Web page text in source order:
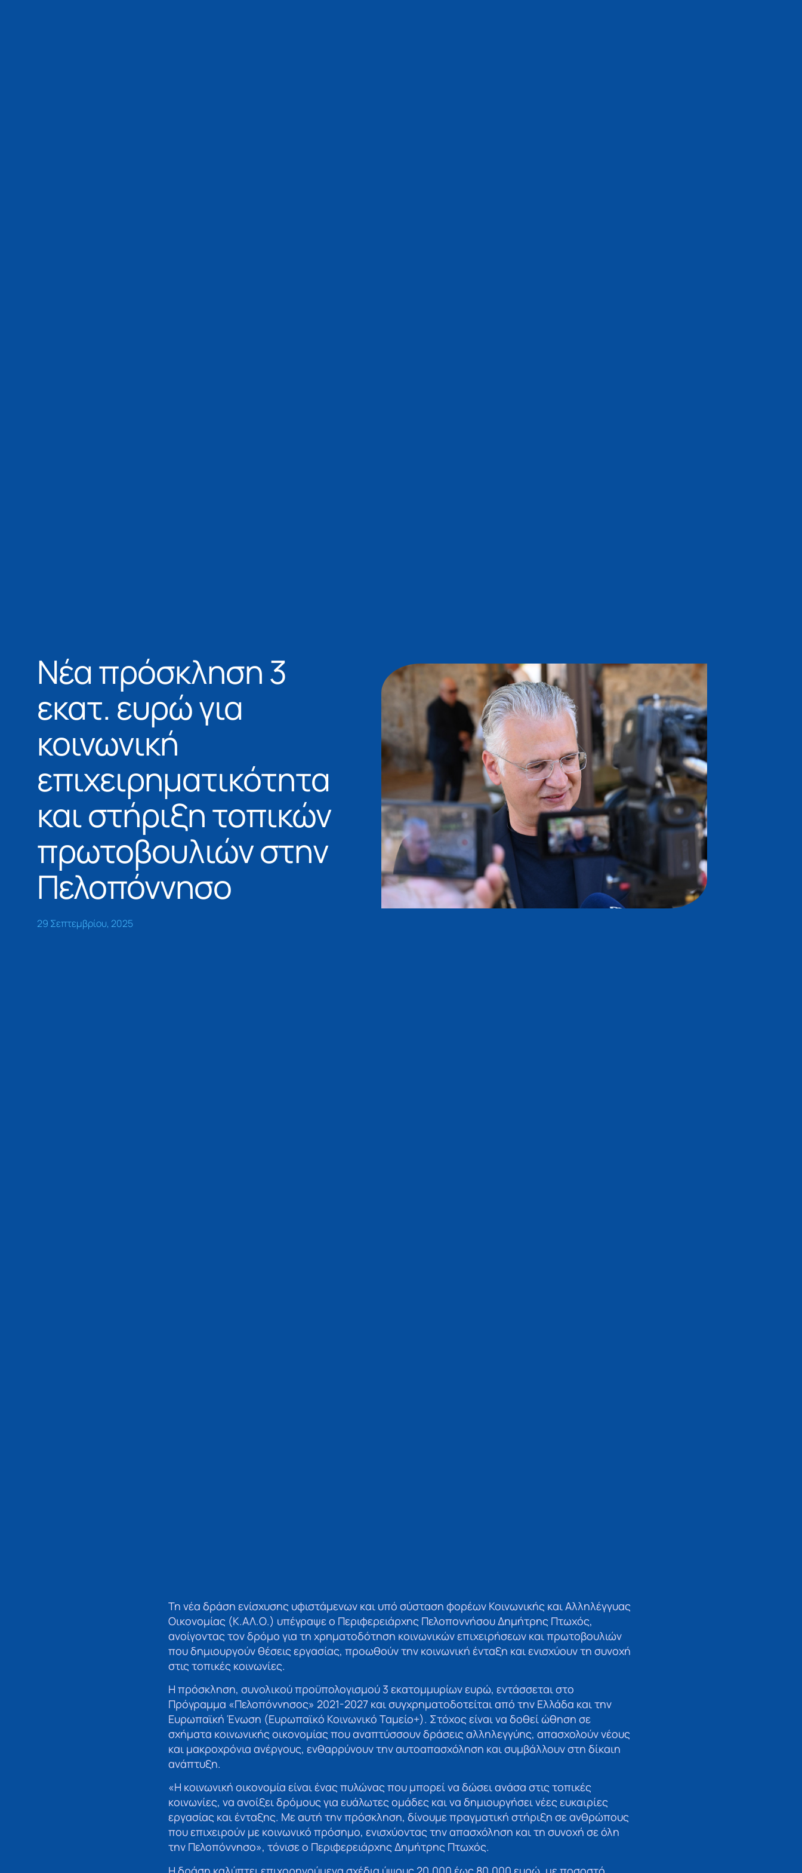
Νέα πρόσκληση 3
εκατ. ευρώ για
κοινωνική
επιχειρηματικότητα
και στήριξη τοπικών
πρωτοβουλιών στην
Πελοπόννησο
29 Σεπτεμβρίου, 2025
Τη νέα δράση ενίσχυσης υφιστάμενων και υπό σύσταση φορέων Κοινωνικής και Αλληλέγγυας
Οικονομίας (Κ.ΑΛ.Ο.) υπέγραψε ο Περιφερειάρχης Πελοποννήσου Δημήτρης Πτωχός,
ανοίγοντας τον δρόμο για τη χρηματοδότηση κοινωνικών επιχειρήσεων και πρωτοβουλιών
που δημιουργούν θέσεις εργασίας, προωθούν την κοινωνική ένταξη και ενισχύουν τη συνοχή
στις τοπικές κοινωνίες.
Η πρόσκληση, συνολικού προϋπολογισμού 3 εκατομμυρίων ευρώ, εντάσσεται στο
Πρόγραμμα «Πελοπόννησος» 2021-2027 και συγχρηματοδοτείται από την Ελλάδα και την
Ευρωπαϊκή Ένωση (Ευρωπαϊκό Κοινωνικό Ταμείο+). Στόχος είναι να δοθεί ώθηση σε
σχήματα κοινωνικής οικονομίας που αναπτύσσουν δράσεις αλληλεγγύης, απασχολούν νέους
και μακροχρόνια ανέργους, ενθαρρύνουν την αυτοαπασχόληση και συμβάλλουν στη δίκαιη
ανάπτυξη.
«Η κοινωνική οικονομία είναι ένας πυλώνας που μπορεί να δώσει ανάσα στις τοπικές
κοινωνίες, να ανοίξει δρόμους για ευάλωτες ομάδες και να δημιουργήσει νέες ευκαιρίες
εργασίας και ένταξης. Με αυτή την πρόσκληση, δίνουμε πραγματική στήριξη σε ανθρώπους
που επιχειρούν με κοινωνικό πρόσημο, ενισχύοντας την απασχόληση και τη συνοχή σε όλη
την Πελοπόννησο», τόνισε ο Περιφερειάρχης Δημήτρης Πτωχός.